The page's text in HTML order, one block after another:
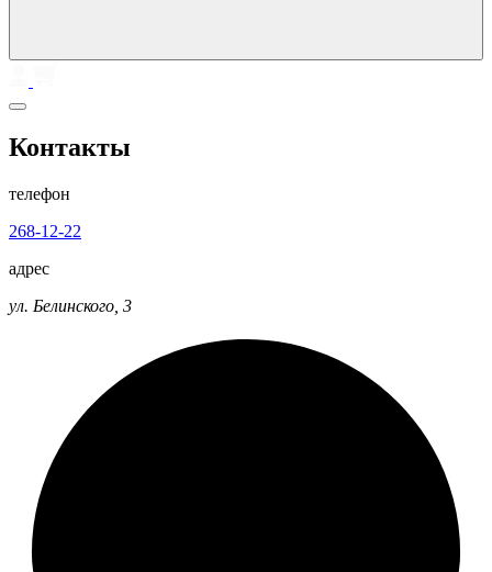
Контакты
телефон
268-12-22
адрес
ул. Белинского, 3